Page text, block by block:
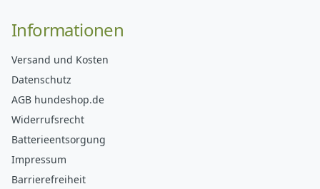
Informationen
Versand und Kosten
Datenschutz
AGB hundeshop.de
Widerrufsrecht
Batterieentsorgung
Impressum
Barrierefreiheit